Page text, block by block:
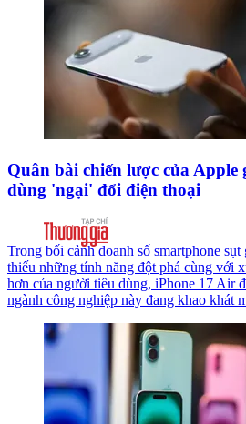
Quân bài chiến lược của
dùng 'ngại' đổi điện thoại
Trong bối cảnh doanh số smartphone
thiếu những tính năng đột phá cùng với
hơn của người tiêu dùng, iPhone 17 Air
ngành công nghiệp này đang khao khát